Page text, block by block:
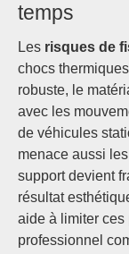
temps
Les risques de
chocs
robuste, le
avec les
de véhicules
menace aussi
support devient
résultat
aide à limiter ces
professionnel